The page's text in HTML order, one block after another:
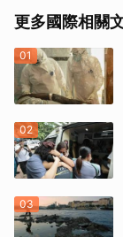
更多國際相關
01
02
03